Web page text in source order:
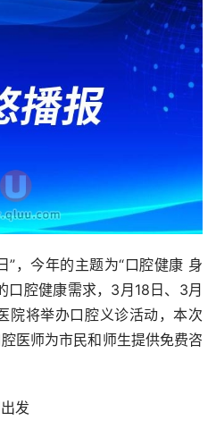
”，今年的主题为“口腔健康 身
口腔健康需求，3月18日、3月
院将举办口腔义诊活动，本次
医师为市民和师生提供免费咨
发